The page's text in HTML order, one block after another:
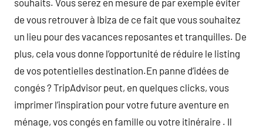
souhaits. Vous serez en mesure de par exemple éviter
de vous retrouver à Ibiza de ce fait que vous souhaitez
un lieu pour des vacances reposantes et tranquilles. De
plus, cela vous donne l’opportunité de réduire le listing
de vos potentielles destination.En panne d’idées de
congés ? TripAdvisor peut, en quelques clicks, vous
imprimer l’inspiration pour votre future aventure en
ménage, vos congés en famille ou votre itinéraire . Il